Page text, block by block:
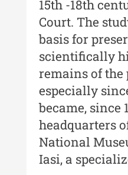
Anuarul
Moldovei -
Anuarul
Moldovei - XXI
Anuarul
Moldovei - XX /
Indexul
Buletinul
15th -18th
Court. The
basis for
scientifically
remains of the
especially
became, since
headquarters
National
Iasi, a